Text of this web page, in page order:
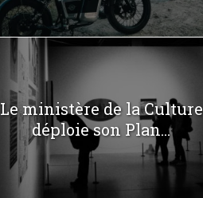
Le ministère de la Culture
déploie son Plan...